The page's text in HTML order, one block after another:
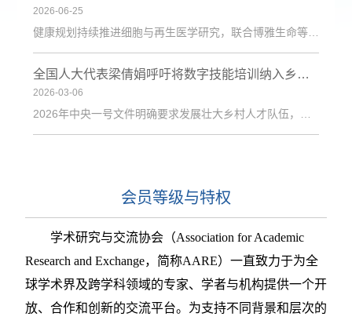
会员等级与特权
学术研究与交流协会（Association for Academic
Research and Exchange，简称AARE）一直致力于为全
球学术界及跨学科领域的专家、学者与机构提供一个开
放、合作和创新的交流平台。为支持不同背景和层次的
2026-06-25
健康规划持续推进细胞与再生医学研究，联合博雅生命等机构探索技术应用，为健康管理与疾病防治注入新动力。
全国人大代表梁倩娟呼吁将数字技能培训纳入乡村振兴政策体系
2026-03-06